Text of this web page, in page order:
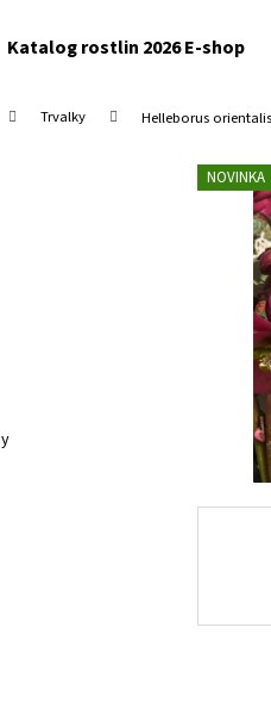
Katalog rostlin 2026 E-shop
Trvalky Helleborus
NOVINKA
Co
CHERRY